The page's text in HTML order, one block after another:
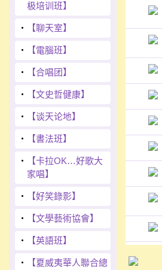
极培训班】
‧ 【聊天室】
‧ 【電腦班】
‧ 【合唱团】
‧ 【文史哲健康】
‧ 【谈天论地】
‧ 【書法班】
‧
【卡拉OK…好歌大
家唱】
‧ 【好笑錄影】
‧ 【文學藝術協會】
‧ 【英語班】
‧
【夏威夷華人聯合總